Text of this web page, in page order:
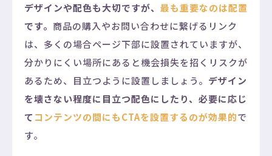
デザインや配色も大切ですが、 最も重要なのは配置
です。 商品の購入やお問い合わせに繋げるリンク
は、多くの場合ページ下部に設置されていますが、
分かりにくい場所にあると機会損失を招くリスクが
あるため、目立つように設置しましょう。 デザイン
を壊さない程度に目立つ配色にしたり、必要に応じ
て コンテンツの間にもCTAを設置するのが効果的で
す。